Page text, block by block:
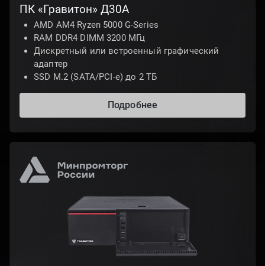
ПК «Гравитон» Д30А
AMD AM4 Ryzen 5000 G-Series
RAM DDR4 DIMM 3200 МГц
Дискретный или встроенный графический
адаптер
SSD M.2 (SATA/PCI-e) до 2 ТБ
Подробнее